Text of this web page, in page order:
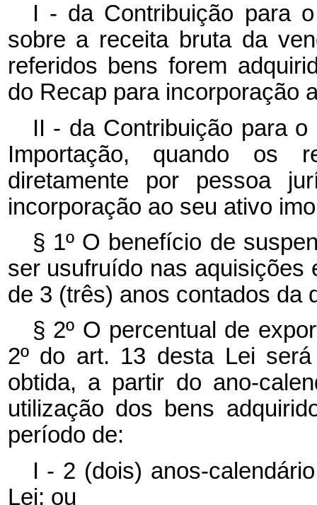
I - da Contribuição para
sobre a receita bruta da
referidos bens forem
do Recap para incorporação
II - da Contribuição para
Importação, quando os
diretamente por pessoa
incorporação ao seu ativo
§ 1º O benefício de
ser usufruído nas aquisições
de 3 (três) anos contados da
§ 2º O percentual de
2º do art. 13 desta Lei
obtida, a partir do ano-
utilização dos bens
período de:
I - 2 (dois) anos-
Lei; ou